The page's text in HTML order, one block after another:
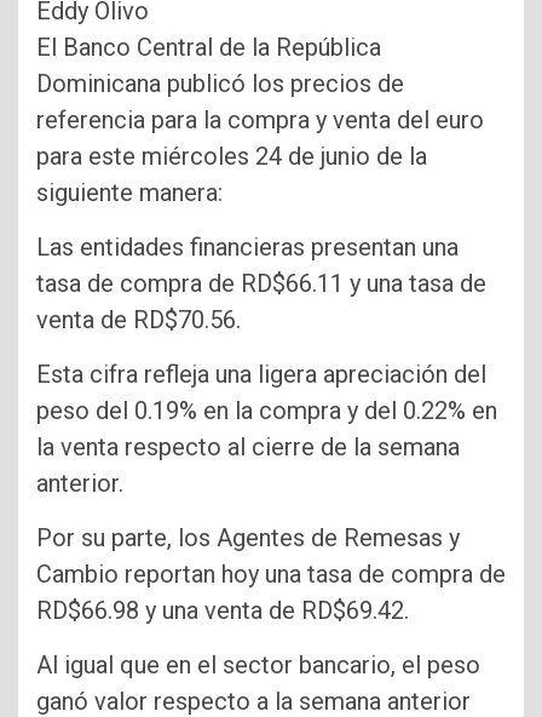
Eddy Olivo
El Banco Central de la República
Dominicana publicó los precios de
referencia para la compra y venta del euro
para este miércoles 24 de junio de la
siguiente manera:
Las entidades financieras presentan una
tasa de compra de RD$66.11 y una tasa de
venta de RD$70.56.
Esta cifra refleja una ligera apreciación del
peso del 0.19% en la compra y del 0.22% en
la venta respecto al cierre de la semana
anterior.
Por su parte, los Agentes de Remesas y
Cambio reportan hoy una tasa de compra de
RD$66.98 y una venta de RD$69.42.
Al igual que en el sector bancario, el peso
ganó valor respecto a la semana anterior